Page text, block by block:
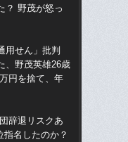
？ 野茂が怒っ
用せん」批判
、野茂英雄26歳
円を捨て、年
辞退リスクあ
指名したのか？